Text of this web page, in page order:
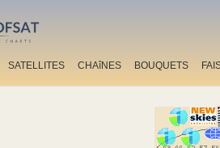
SATELLITES CHAîNES BOUQUETS